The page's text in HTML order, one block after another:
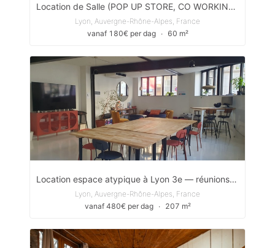
Location de Salle (POP UP STORE, CO WORKING, EVENTS...)
Lyon, Auvergne-Rhône-Alpes, France
vanaf 180€ per dag
∙ 60 m²
Location espace atypique à Lyon 3e — réunions, ateliers, conférences, événements (jusqu'à 50 pers.)
Lyon, Auvergne-Rhône-Alpes, France
vanaf 480€ per dag
∙ 207 m²